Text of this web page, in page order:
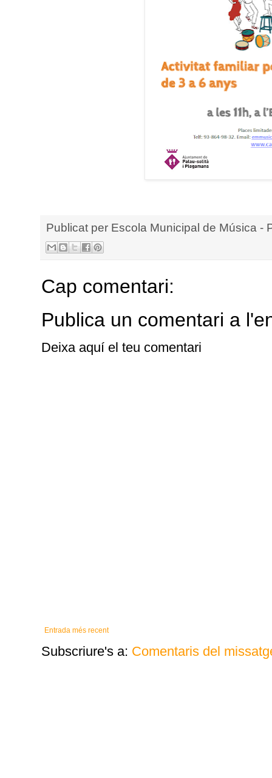
Publicat per Escola Municipal de Música -
Cap comentari:
Publica un comentari a
Deixa aquí el teu comentari
Entrada més recent
Subscriure's a: Comentaris del